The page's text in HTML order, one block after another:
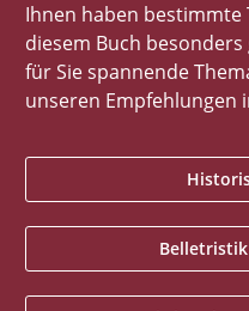
Ihnen haben bestimmte
diesem Buch besonders
für Sie spannende
unseren Empfehlungen